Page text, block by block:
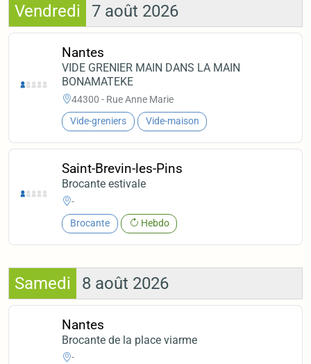
Vendredi 7 août 2026
Nantes
VIDE GRENIER MAIN DANS LA MAIN
BONAMATEKE
44300 - Rue Anne Marie
Vide-greniers Vide-maison
Saint-Brevin-les-Pins
Brocante estivale
-
Brocante Hebdo
Samedi 8 août 2026
Nantes
Brocante de la place viarme
-